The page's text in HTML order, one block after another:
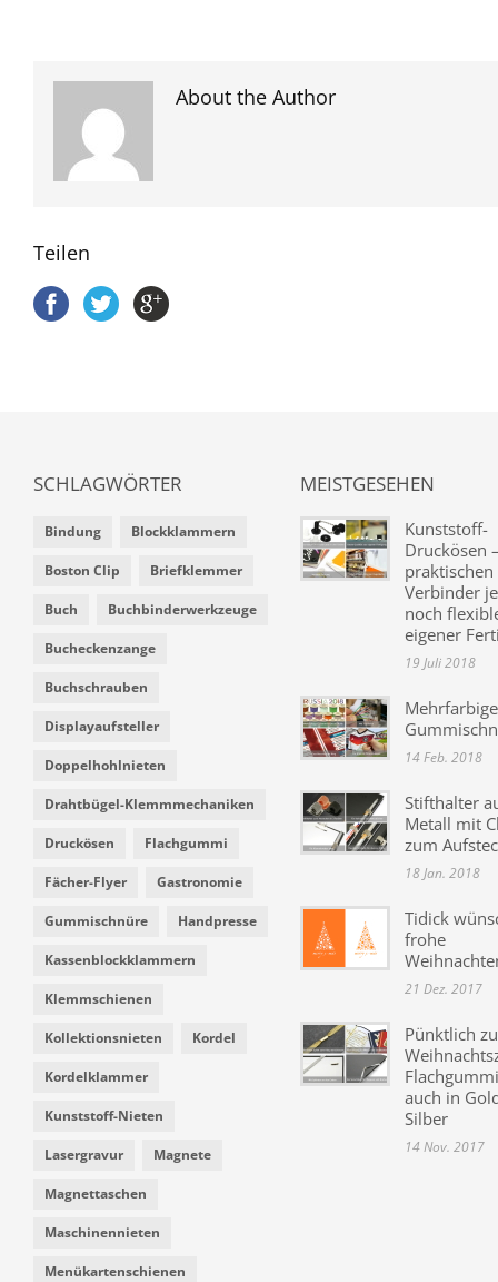
About the Author
Teilen
SCHLAGWÖRTER
Bindung Blockklammern
Boston Clip Briefklemmer
Buch Buchbinderwerkzeuge
Bucheckenzange
Buchschrauben
Displayaufsteller
Doppelhohlnieten
Drahtbügel-Klemmmechaniken
Druckösen Flachgummi
Fächer-Flyer Gastronomie
Gummischnüre Handpresse
Kassenblockklammern
Klemmschienen
Kollektionsnieten Kordel
Kordelklammer
Kunststoff-Nieten
Lasergravur Magnete
Magnettaschen
Maschinennieten
Menükartenschienen
MEISTGESEHEN
Kunststoff-
Druckösen
praktischen
Verbinder
noch
eigener
19 Juli 2018
Mehrfarbige
14 Feb. 2018
Stifthalter
Metall mit
zum
18 Jan. 2018
Tidick
frohe
21 Dez. 2017
Pünktlich
auch in
Silber
14 Nov. 2017